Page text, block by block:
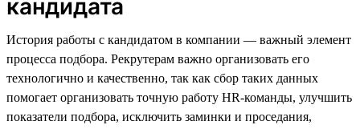
кандидата
История работы с кандидатом в компании — важный элемент
процесса подбора. Рекрутерам важно организовать его
технологично и качественно, так как сбор таких данных
помогает организовать точную работу HR-команды, улучшить
показатели подбора, исключить заминки и проседания,